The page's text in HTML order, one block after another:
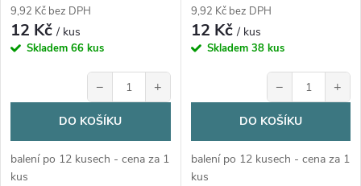
9,92 Kč bez DPH
12 Kč/ kus
Skladem 66 kus
− +
DO KOŠÍKU
balení po 12 kusech - cena za 1
kus
9,92 Kč bez DPH
12 Kč/ kus
Skladem 38 kus
− +
DO KOŠÍKU
balení po 12 kusech - cena za 1
kus